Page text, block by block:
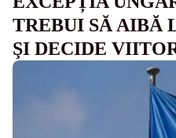
TREBUI SĂ AIBĂ
ŞI DECIDE